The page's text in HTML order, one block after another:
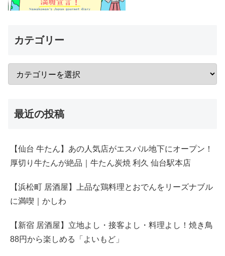
カテゴリー
最近の投稿
【仙台 牛たん】あの人気店がエスパル地下にオープン！
厚切り牛たんが絶品｜牛たん炭焼 利久 仙台駅本店
【浜松町 居酒屋】上品な鶏料理とおでんをリーズナブル
に満喫｜かしわ
【新宿 居酒屋】立地よし・接客よし・料理よし！焼き鳥
88円から楽しめる「よいもど」